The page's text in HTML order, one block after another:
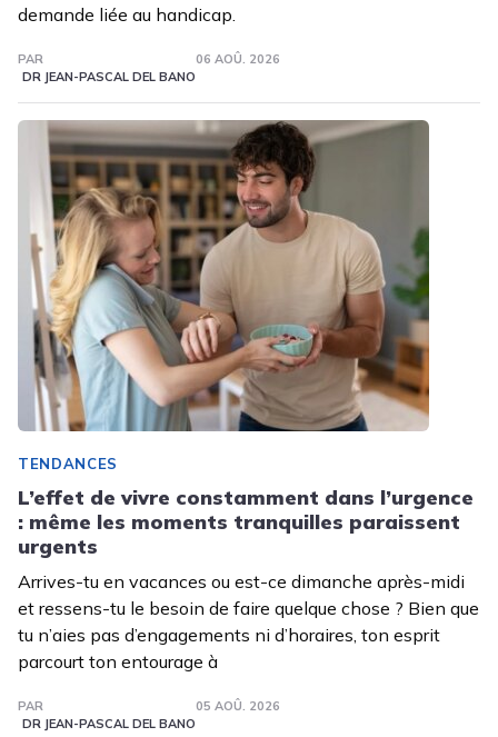
demande liée au handicap.
PAR
DR JEAN-PASCAL DEL BANO
06 AOÛ. 2026
TENDANCES
L’effet de vivre constamment dans l’urgence
: même les moments tranquilles paraissent
urgents
Arrives-tu en vacances ou est-ce dimanche après-midi
et ressens-tu le besoin de faire quelque chose ? Bien que
tu n’aies pas d’engagements ni d’horaires, ton esprit
parcourt ton entourage à
PAR
DR JEAN-PASCAL DEL BANO
05 AOÛ. 2026